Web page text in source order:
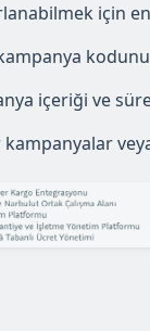
için
içeriği ve